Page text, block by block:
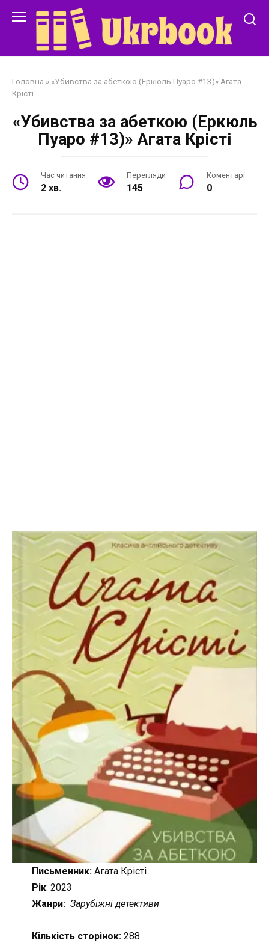
Головна » «Убивства за абеткою (Еркюль Пуаро #13)» Агата
Крісті
«Убивства за абеткою (Еркюль
Пуаро #13)» Агата Крісті
Час читання
2 хв.
Перегляди
145
Коментарі
0
Письменник:Агата Крісті
Рік: 2023
Жанри: Зарубіжні детективи
Кількість сторінок:288